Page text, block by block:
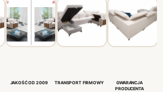
JAKOŚĆ OD 2009 TRANSPORT FIRMOWY
GWARANCJA
PRODUCENTA